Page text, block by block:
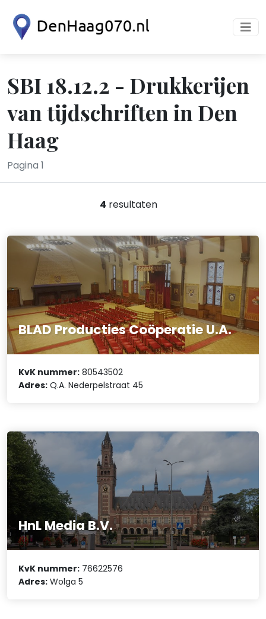
SBI 18.12.2 - Drukkerijen
van tijdschriften in Den
Haag
Pagina 1
4 resultaten
BLAD Producties Coöperatie U.A.
KvK nummer: 80543502
Adres: Q.A. Nederpelstraat 45
HnL Media B.V.
KvK nummer: 76622576
Adres: Wolga 5